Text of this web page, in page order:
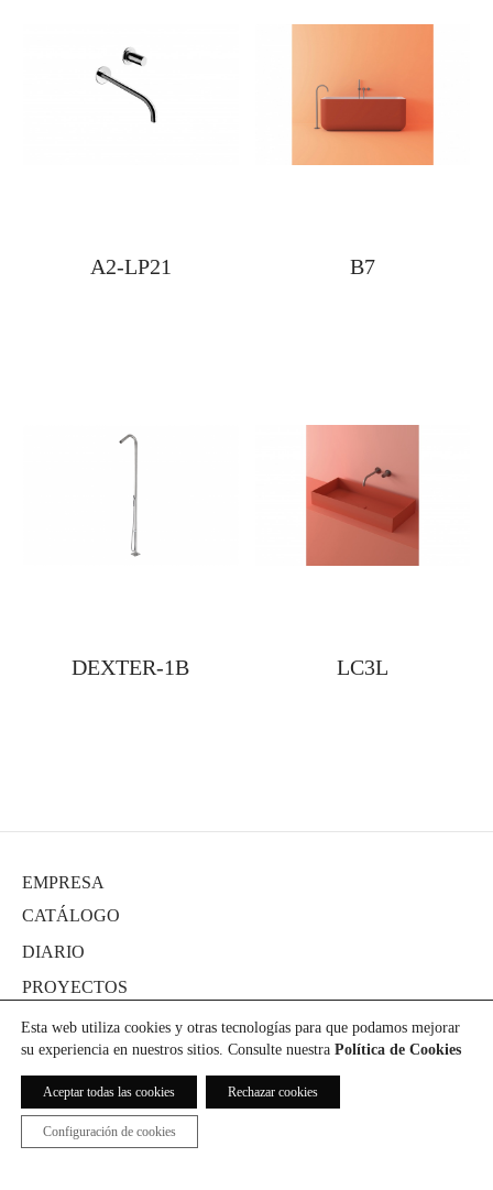
A2-LP21 B7
DEXTER-1B LC3L
EMPRESA
CATÁLOGO
DIARIO
PROYECTOS
PRENSA
DESCARGAS
CONTACTO
ICÓNICO® 2021. All Rights Reserved.
Esta web utiliza cookies y otras tecnologías para que podamos mejorar
su experiencia en nuestros sitios. Consulte nuestra Política de Cookies
Aceptar todas las cookies Rechazar cookies
Configuración de cookies